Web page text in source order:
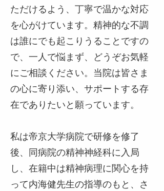
ただけるよう、丁寧で温かな対応
を心がけています。精神的な不調
は誰にでも起こりうることですの
で、一人で悩まず、どうぞお気軽
にご相談ください。当院は皆さま
の心に寄り添い、サポートする存
在でありたいと願っています。
私は帝京大学病院で研修を修了
後、同病院の精神神経科に入局
し、在籍中は精神病理に関心を持
って内海健先生の指導のもと、さ